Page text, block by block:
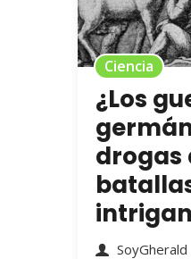
Ciencia
¿Los
drogas
SoyGherald